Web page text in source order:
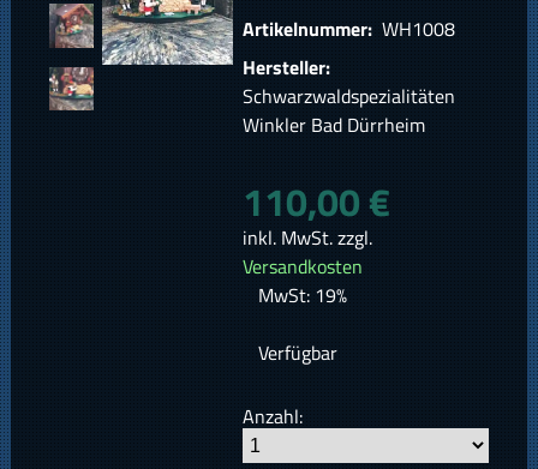
Artikelnummer: WH1008
Hersteller:
Schwarzwaldspezialitäten
Winkler Bad Dürrheim
110,00 €
inkl. MwSt. zzgl.
Versandkosten
MwSt: 19%
Verfügbar
Anzahl: